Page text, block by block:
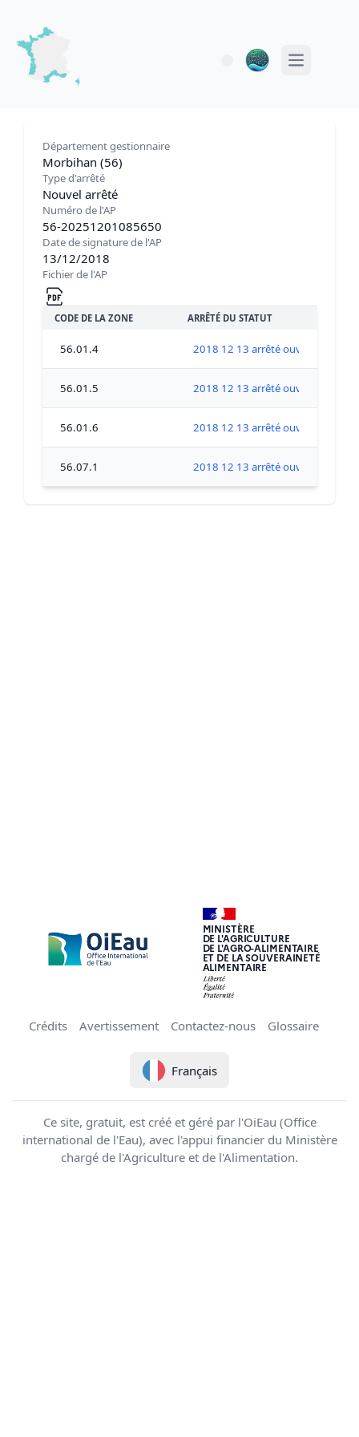
Open main
Département gestionnaire
Morbihan (56)
Type d'arrêté
Nouvel arrêté
Numéro de l'AP
56-20251201085650
Date de signature de l'AP
13/12/2018
Fichier de l'AP
CODE DE LA ZONE ARRÊTÉ DU STATUT
56.01.4 2018 12 13 arrêté ouverture
56.01.5 2018 12 13 arrêté ouverture
56.01.6 2018 12 13 arrêté ouverture
56.07.1 2018 12 13 arrêté ouverture
MINISTÈRE
DE L'AGRICULTURE
DE L'AGRO-ALIMENTAIRE
ET DE LA SOUVERAINETÉ
ALIMENTAIRE
Crédits Avertissement Contactez-nous Glossaire
Français
Ce site, gratuit, est créé et géré par l'OiEau (Office
international de l'Eau), avec l'appui financier du Ministère
chargé de l'Agriculture et de l'Alimentation.